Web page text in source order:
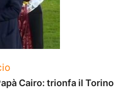
Cairo: trionfa il Torino